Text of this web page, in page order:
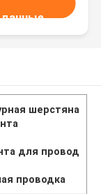
данные
шерстяна
для провод
проводка